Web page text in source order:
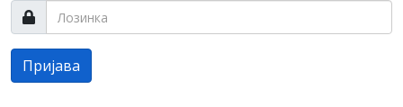
Пријава